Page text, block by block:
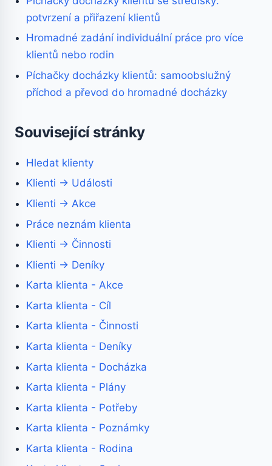
potvrzení a přiřazení klientů
Hromadné zadání individuální práce pro více
klientů nebo rodin
Píchačky docházky klientů: samoobslužný
příchod a převod do hromadné docházky
Související stránky
Hledat klienty
Klienti → Události
Klienti → Akce
Práce neznám klienta
Klienti → Činnosti
Klienti → Deníky
Karta klienta - Akce
Karta klienta - Cíl
Karta klienta - Činnosti
Karta klienta - Deníky
Karta klienta - Docházka
Karta klienta - Plány
Karta klienta - Potřeby
Karta klienta - Poznámky
Karta klienta - Rodina